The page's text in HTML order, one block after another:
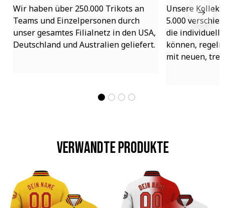
Wir haben über 250.000 Trikots an
Teams und Einzelpersonen durch
unser gesamtes Filialnetz in den USA,
Deutschland und Australien geliefert.
Unsere
5.000
die individuell
können,
mit neuen,
Verwandte Produkte